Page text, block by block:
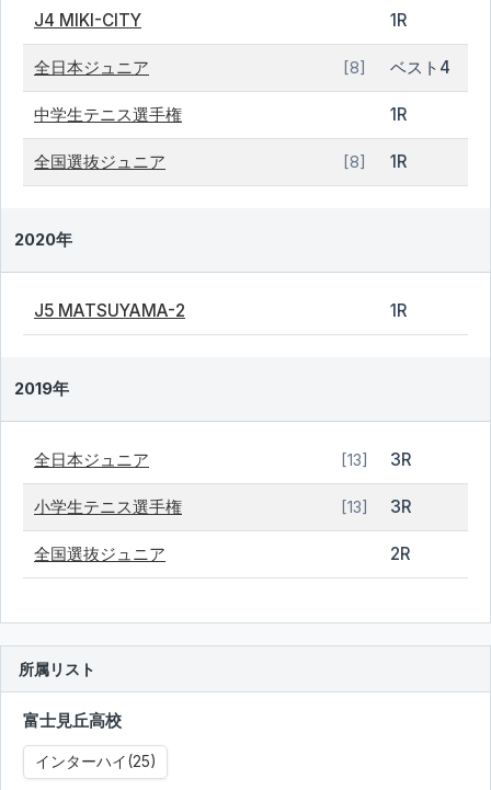
J4 MIKI-CITY 1R
全日本ジュニア [8] ベスト4
中学生テニス選手権 1R
全国選抜ジュニア [8] 1R
2020年
J5 MATSUYAMA-2 1R
2019年
全日本ジュニア [13] 3R
小学生テニス選手権 [13] 3R
全国選抜ジュニア 2R
所属リスト
富士見丘高校
インターハイ(25)